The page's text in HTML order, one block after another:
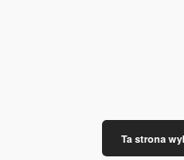
Ta strona